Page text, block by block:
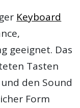
Keyboard
geeignet. Das
Tasten
den Sound
Form